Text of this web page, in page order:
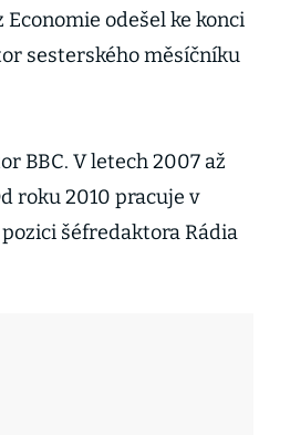
odešel ke konci
sesterského měsíčníku
BBC. V letech 2007 až
roku 2010 pracuje v
šéfredaktora Rádia